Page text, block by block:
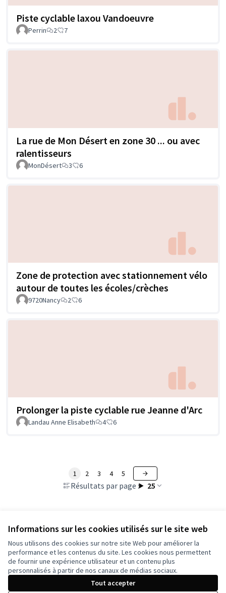
Informations sur les cookies utilisés sur le site web
Nous utilisons des cookies sur notre site Web pour améliorer la
performance et les contenus du site. Les cookies nous permettent
de fournir une expérience utilisateur et un contenu plus
personnalisés à partir de nos canaux de médias sociaux.
Tout accepter
Piste cyclable laxou Vandoeuvre
Perrin 2 7
La rue de Mon Désert en zone 30 ... ou avec
ralentisseurs
MonDésert 3 6
Zone de protection avec stationnement vélo
autour de toutes les écoles/crèches
9720Nancy 2 6
Prolonger la piste cyclable rue Jeanne d'Arc
Landau Anne Elisabeth 4 6
Résultats par page : 25
1 2 3 4 5
Voir toutes les propositions retirées
Conditions d'utilisation
Paramètres des cookies